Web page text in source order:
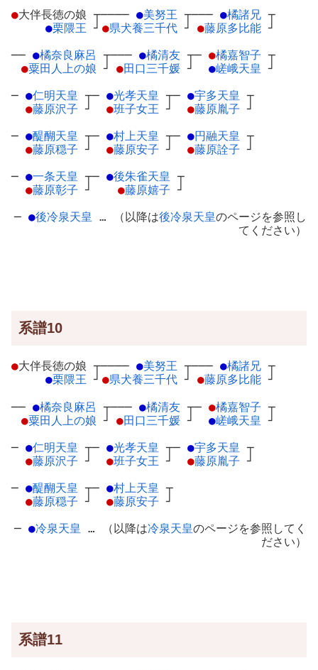
●大伴長徳の娘 ┬
●栗隈王 ┘
──── ●美努王 ┬
●県犬養三千代 ┘
─── ●橘諸兄 ┬
●藤原多比能 ┘
── ●橘奈良麻呂 ┬
●粟田人上の娘 ┘
─── ●橘清友 ┬
●田口三千媛 ┘
─ ●橘嘉智子 ┬
●嵯峨天皇 ┘
─ ●仁明天皇 ┬
●藤原沢子 ┘
─ ●光孝天皇 ┬
●班子女王 ┘
─ ●宇多天皇 ┬
●藤原胤子 ┘
─ ●醍醐天皇 ┬
●藤原穏子 ┘
─ ●村上天皇 ┬
●藤原安子 ┘
─ ●円融天皇 ┬
●藤原詮子 ┘
─ ●一条天皇 ┬
●藤原彰子 ┘
─ ●後朱雀天皇 ┬
●藤原嬉子 ┘
─ ●後冷泉天皇 … （以降は後冷泉天皇のページを参照し
てください）
系譜10
●大伴長徳の娘 ┬
●栗隈王 ┘
──── ●美努王 ┬
●県犬養三千代 ┘
─── ●橘諸兄 ┬
●藤原多比能 ┘
── ●橘奈良麻呂 ┬
●粟田人上の娘 ┘
─── ●橘清友 ┬
●田口三千媛 ┘
─ ●橘嘉智子 ┬
●嵯峨天皇 ┘
─ ●仁明天皇 ┬
●藤原沢子 ┘
─ ●光孝天皇 ┬
●班子女王 ┘
─ ●宇多天皇 ┬
●藤原胤子 ┘
─ ●醍醐天皇 ┬
●藤原穏子 ┘
─ ●村上天皇 ┬
●藤原安子 ┘
─ ●冷泉天皇 … （以降は冷泉天皇のページを参照してく
ださい）
系譜11